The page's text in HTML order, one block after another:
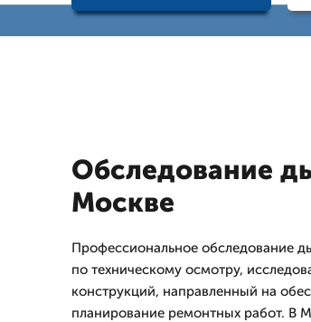
Обследование
Москве
Профессиональное обследование
по техническому осмотру,
конструкций, направленный на
планирование ремонтных работ. В